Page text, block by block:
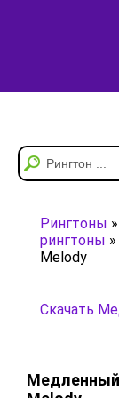
Рингтоны »
рингтоны
Melody
Скачать
Медленный